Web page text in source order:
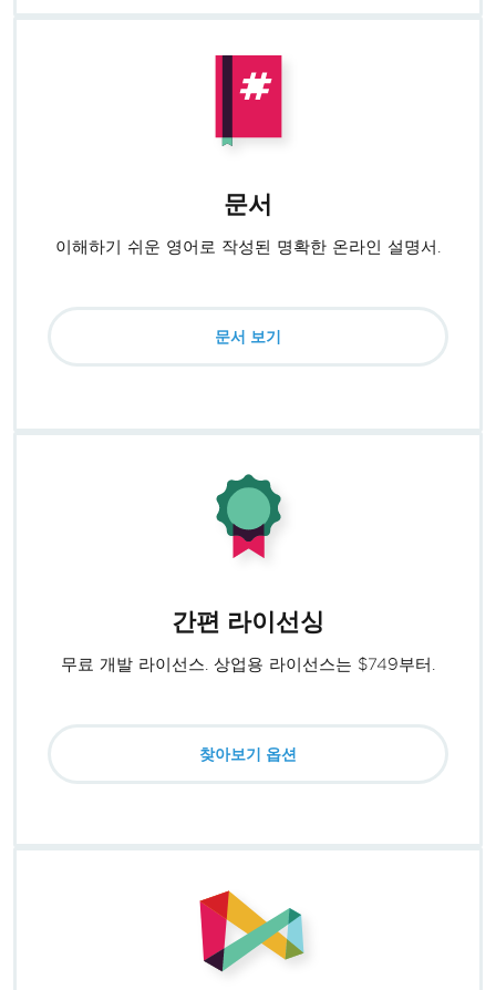
문서
이해하기 쉬운 영어로 작성된 명확한 온라인 설명서.
문서 보기
간편 라이선싱
무료 개발 라이선스. 상업용 라이선스는 $749부터.
찾아보기 옵션